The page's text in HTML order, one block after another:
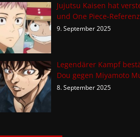
Jujutsu Kaisen hat
und One Piece-
9. September 2025
Legendärer Kampf
Dou gegen Miyamoto
8. September 2025